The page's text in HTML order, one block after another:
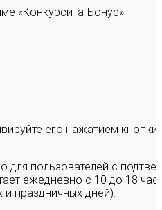
«Конкурсита-Бонус»:
его нажатием кнопки
для пользователей с
ежедневно с 10 до 18
праздничных дней).